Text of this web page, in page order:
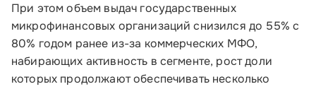
О Корпорации
Блог
При этом объем выдач государственных
микрофинансовых организаций снизился до 55% с
80% годом ранее из-за коммерческих МФО,
набирающих активность в сегменте, рост доли
которых продолжают обеспечивать несколько